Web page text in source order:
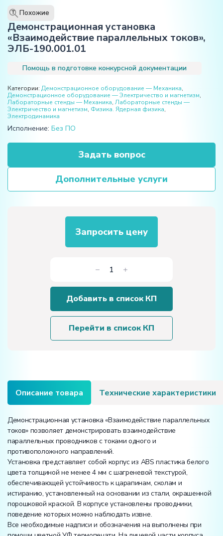
T Похожие
Демонстрационная установка
«Взаимодействие параллельных токов»,
ЭЛБ-190.001.01
Помощь в подготовке конкурсной документации
Категории: Демонстрационное оборудование — Механика,
Демонстрационное оборудование — Электричество и магнетизм,
Лабораторные стенды — Механика, Лабораторные стенды —
Электричество и магнетизм, Физика. Ядерная физика,
Электродинамика
Исполнение: Без ПО
Задать вопрос
Дополнительные услуги
Запросить цену
Количество
товара
Демонстрационная
установка
«Взаимодействие
параллельных
Добавить в список КП
Перейти в список КП
Описание товара Технические характеристики
Демонстрационная установка «Взаимодействие параллельных
токов» позволяет демонстрировать взаимодействие
параллельных проводников с токами одного и
противоположного направлений.
Установка представляет собой корпус из ABS пластика белого
цвета толщиной не менее 4 мм с шагреневой текстурой,
обеспечивающей устойчивость к царапинам, сколам и
истиранию, установленный на основании из стали, окрашенной
порошковой краской. В корпусе установлены проводники,
поведение которых можно наблюдать извне.
Все необходимые надписи и обозначения на выполнены при